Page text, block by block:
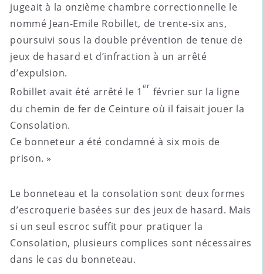
jugeait à la onzième chambre correctionnelle le
nommé Jean-Emile Robillet, de trente-six ans,
poursuivi sous la double prévention de tenue de
jeux de hasard et d’infraction à un arrêté
d’expulsion.
Robillet avait été arrêté le 1
er
février sur la ligne
du chemin de fer de Ceinture où il faisait jouer la
Consolation.
Ce bonneteur a été condamné à six mois de
prison. »
Le bonneteau et la consolation sont deux formes
d’escroquerie basées sur des jeux de hasard. Mais
si un seul escroc suffit pour pratiquer la
Consolation, plusieurs complices sont nécessaires
dans le cas du bonneteau.